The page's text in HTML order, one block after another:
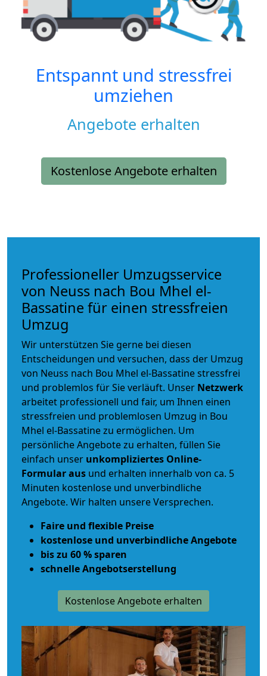
Entspannt und stressfrei
umziehen
Angebote erhalten
Kostenlose Angebote erhalten
Professioneller Umzugsservice
von Neuss nach Bou Mhel el-
Bassatine für einen stressfreien
Umzug
Wir unterstützen Sie gerne bei diesen
Entscheidungen und versuchen, dass der Umzug
von Neuss nach Bou Mhel el-Bassatine stressfrei
und problemlos für Sie verläuft. Unser Netzwerk
arbeitet professionell und fair, um Ihnen einen
stressfreien und problemlosen Umzug in Bou
Mhel el-Bassatine zu ermöglichen. Um
persönliche Angebote zu erhalten, füllen Sie
einfach unser unkompliziertes Online-
Formular aus und erhalten innerhalb von ca. 5
Minuten kostenlose und unverbindliche
Angebote. Wir halten unsere Versprechen.
Faire und flexible Preise
kostenlose und unverbindliche Angebote
bis zu 60 % sparen
schnelle Angebotserstellung
Kostenlose Angebote erhalten